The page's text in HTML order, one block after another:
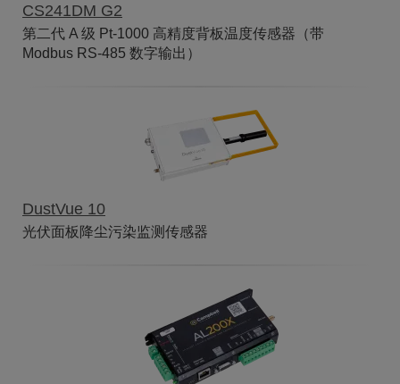
CS241DM G2
第二代 A 级 Pt-1000 高精度背板温度传感器（带
Modbus RS-485 数字输出）
DustVue 10
光伏面板降尘污染监测传感器